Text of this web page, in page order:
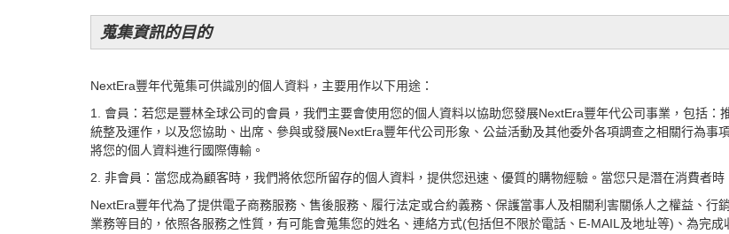
蒐集資訊的目的
NextEra豐年代蒐集可供識別的個人資料，主要用作以下用途：
1. 會員：若您是豐林全球公司的會員，我們主要會使用您的個人資料以協助您發展NextEra豐年代公司事業，包括：
統整及運作，以及您協助、出席、參與或發展NextEra豐年代公司形象、公益活動及其他委外各項調查之相關行為事
將您的個人資料進行國際傳輸。
2. 非會員：當您成為顧客時，我們將依您所留存的個人資料，提供您迅速、優質的購物經驗。當您只是潛在消費者
NextEra豐年代為了提供電子商務服務、售後服務、履行法定或合約義務、保護當事人及相關利害關係人之權益、行
業務等目的，依照各服務之性質，有可能會蒐集您的姓名、連絡方式(包括但不限於電話、E-MAIL及地址等)、為完成